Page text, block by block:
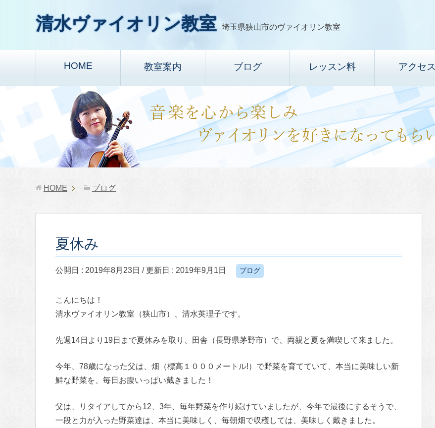
清水ヴァイオリン教室 埼玉県狭山市のヴァイオリン教室
HOME 教室案内 ブログ レッスン料 アクセス
HOME ブログ
夏休み
公開日 : 2019年8月23日 / 更新日 : 2019年9月1日 ブログ
こんにちは！
清水ヴァイオリン教室（狭山市）、清水英理子です。
先週14日より19日まで夏休みを取り、田舎（長野県茅野市）で、両親と夏を満喫して来ました。
今年、78歳になった父は、畑（標高１０００メートル!）で野菜を育てていて、本当に美味しい新
鮮な野菜を、毎日お腹いっぱい戴きました！
父は、リタイアしてから12、3年、毎年野菜を作り続けていましたが、今年で最後にするそうで、
一段と力が入った野菜達は、本当に美味しく、毎朝畑で収穫しては、美味しく戴きました。